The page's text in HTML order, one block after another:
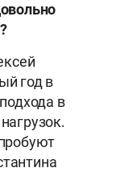
год в
в